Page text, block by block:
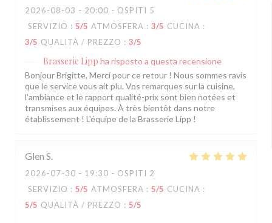
2026-08-03 - 20:00 - OSPITI 5
SERVIZIO : 5/5 ATMOSFERA : 3/5 CUCINA :
3/5 QUALITÀ / PREZZO : 3/5
Brasserie Lipp ha risposto a questa recensione
Bonjour Brigitte, Merci pour ce retour ! Nous sommes ravis
que le service vous ait plu. Vos remarques sur la cuisine,
l'ambiance et le rapport qualité-prix sont bien notées et
transmises aux équipes. À très bientôt dans notre
établissement ! L'équipe de la Brasserie Lipp !
Glen S
2026-07-30 - 19:30 - OSPITI 2
SERVIZIO : 5/5 ATMOSFERA : 5/5 CUCINA :
5/5 QUALITÀ / PREZZO : 5/5